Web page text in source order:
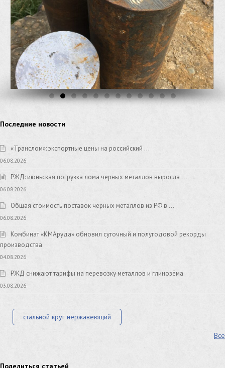
Последние новости
«Транслом»: экспортные цены на российский …
06.08.2026
РЖД: июньская погрузка лома черных металлов выросла …
06.08.2026
Общая стоимость поставок черных металлов из РФ в …
06.08.2026
Комбинат «КМАруда» обновил суточный и полугодовой рекорды
производства
04.08.2026
РЖД снижают тарифы на перевозку металлов и глинозёма
03.08.2026
стальной круг нержавеющий
Все
Поделиться статьей